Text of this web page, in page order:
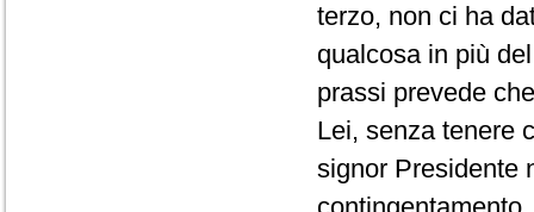
terzo, non ci ha
qualcosa in più
prassi prevede
Lei, senza tenere
signor Presidente